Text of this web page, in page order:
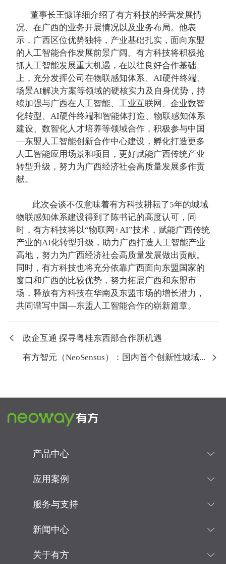
董事长王慷详细介绍了有方科技的经营发展情
况、在广西的业务开展情况以及业务布局。他表
示，广西区位优势独特，产业基础扎实，面向东盟
的人工智能合作发展前景广阔。有方科技将积极抢
抓人工智能发展重大机遇，在以往良好合作基础
上，充分发挥公司在物联感知体系、AI硬件终端、
场景AI解决方案等领域的硬核实力及自身优势，持
续加强与广西在人工智能、工业互联网、企业数智
化转型、AI硬件终端和智能体打造、物联感知体系
建设、数智化人才培养等领域合作，积极参与中国
—东盟人工智能创新合作中心建设，孵化打造更多
人工智能应用场景和项目，更好赋能广西传统产业
转型升级，努力为广西经济社会高质量发展多作贡
献。
此次会谈不仅意味着有方科技耕耘了5年的城域
物联感知体系建设得到了陈书记的高度认可，同
时，有方科技将以“物联网+AI”技术，赋能广西传统
产业的AI化转型升级，助力广西打造人工智能产业
高地，努力为广西经济社会高质量发展做出贡献。
同时，有方科技也将充分依靠广西面向东盟国家的
窗口和广西的比较优势，努力拓展广西和东盟市
场，释放有方科技在华南及东盟市场的增长潜力，
共同谱写中国—东盟人工智能合作的崭新篇章。
政企互通 探寻粤桂东西部合作新机遇
有方智元（NeoSensus）：国内首个创新性城域...
产品中心
应用案例
服务与支持
新闻中心
关于有方